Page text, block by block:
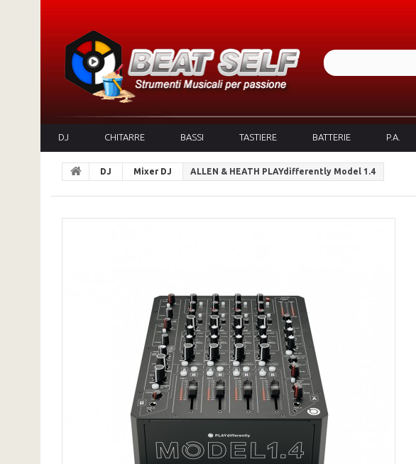
DJ CHITARRE BASSI TASTIERE BATTERIE P.A.
DJ Mixer DJ ALLEN & HEATH PLAYdifferently Model 1.4